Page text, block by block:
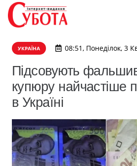
УКРАЇНА 08:51, Понеділок, 3
Підсовують
купюру найчастіше
в Україні